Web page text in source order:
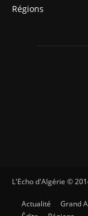
Régions
L'Echo d'Algérie ©
Actualité Grand